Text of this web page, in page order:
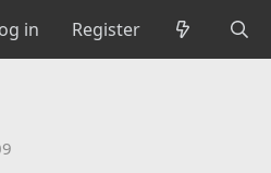
in Register